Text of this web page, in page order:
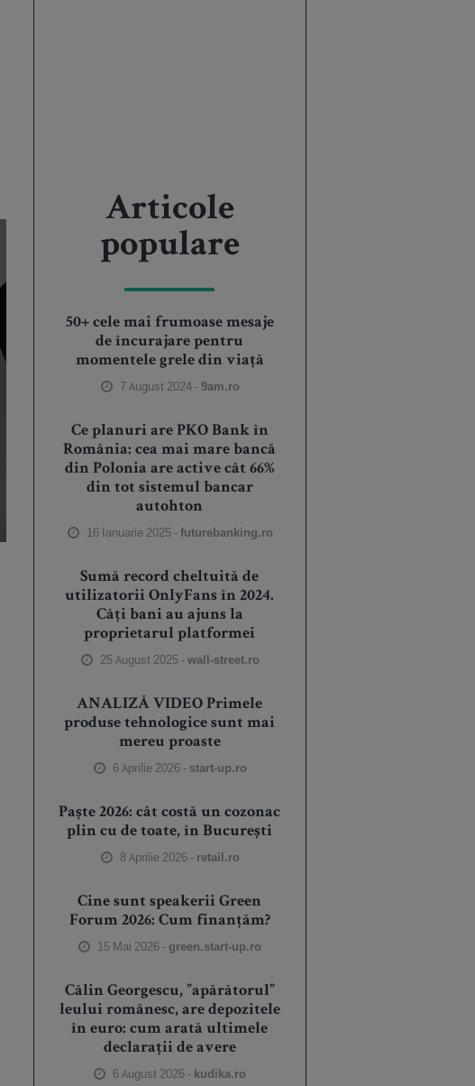
Articole
populare
50+ cele mai frumoase mesaje
de încurajare pentru
momentele grele din viață
7 August 2024 -9am.ro
Ce planuri are PKO Bank în
România: cea mai mare bancă
din Polonia are active cât 66%
din tot sistemul bancar
autohton
16 Ianuarie 2025 -futurebanking.ro
Sumă record cheltuită de
utilizatorii OnlyFans în 2024.
Câți bani au ajuns la
proprietarul platformei
25 August 2025 -wall-street.ro
ANALIZĂ VIDEO Primele
produse tehnologice sunt mai
mereu proaste
6 Aprilie 2026 - start-up.ro
Paște 2026: cât costă un cozonac
plin cu de toate, în București
8 Aprilie 2026 - retail.ro
Cine sunt speakerii Green
Forum 2026: Cum finanțăm?
15 Mai 2026 - green.start-up.ro
Călin Georgescu, ”apărătorul”
leului românesc, are depozitele
în euro: cum arată ultimele
declarații de avere
6 August 2026 - kudika.ro